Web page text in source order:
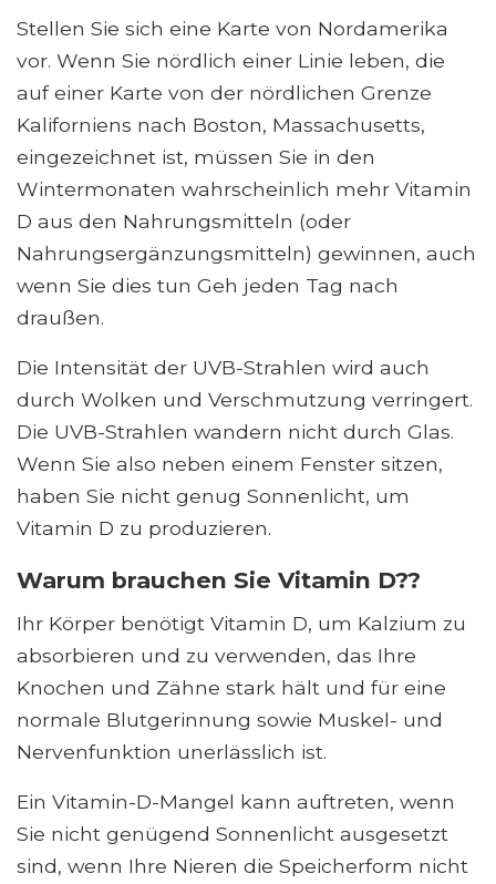
Stellen Sie sich eine Karte von Nordamerika
vor. Wenn Sie nördlich einer Linie leben, die
auf einer Karte von der nördlichen Grenze
Kaliforniens nach Boston, Massachusetts,
eingezeichnet ist, müssen Sie in den
Wintermonaten wahrscheinlich mehr Vitamin
D aus den Nahrungsmitteln (oder
Nahrungsergänzungsmitteln) gewinnen, auch
wenn Sie dies tun Geh jeden Tag nach
draußen.
Die Intensität der UVB-Strahlen wird auch
durch Wolken und Verschmutzung verringert.
Die UVB-Strahlen wandern nicht durch Glas.
Wenn Sie also neben einem Fenster sitzen,
haben Sie nicht genug Sonnenlicht, um
Vitamin D zu produzieren.
Warum brauchen Sie Vitamin D??
Ihr Körper benötigt Vitamin D, um Kalzium zu
absorbieren und zu verwenden, das Ihre
Knochen und Zähne stark hält und für eine
normale Blutgerinnung sowie Muskel- und
Nervenfunktion unerlässlich ist.
Ein Vitamin-D-Mangel kann auftreten, wenn
Sie nicht genügend Sonnenlicht ausgesetzt
sind, wenn Ihre Nieren die Speicherform nicht